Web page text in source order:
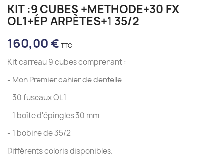
KIT :9 CUBES +METHODE+30 FX
OL1+ÉP ARPÈTES+1 35/2
160,00 €
Kit carreau 9 cubes comprenant :
- Mon Premier cahier de dentelle
- 30 fuseaux OL1
- 1 boîte d'épingles 30 mm
- 1 bobine de 35/2
Différents coloris disponibles.